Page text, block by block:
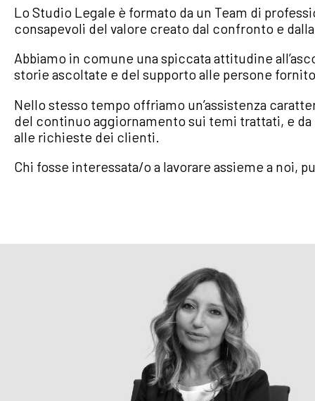
Lo Studio Legale è formato da un Team di
consapevoli del valore creato dal confronto e
Abbiamo in comune una spiccata attitudine
storie ascoltate e del supporto alle persone
Nello stesso tempo offriamo un’assistenza
del continuo aggiornamento sui temi trattati, e
alle richieste dei clienti.
Chi fosse interessata/o a lavorare assieme a noi,